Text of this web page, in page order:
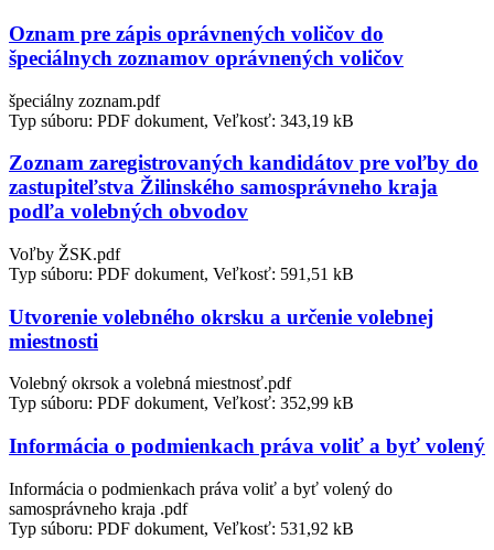
Oznam pre zápis oprávnených voličov do
špeciálnych zoznamov oprávnených voličov
špeciálny zoznam.pdf
Typ súboru: PDF dokument, Veľkosť: 343,19 kB
Zoznam zaregistrovaných kandidátov pre voľby do
zastupiteľstva Žilinského samosprávneho kraja
podľa volebných obvodov
Voľby ŽSK.pdf
Typ súboru: PDF dokument, Veľkosť: 591,51 kB
Utvorenie volebného okrsku a určenie volebnej
miestnosti
Volebný okrsok a volebná miestnosť.pdf
Typ súboru: PDF dokument, Veľkosť: 352,99 kB
Informácia o podmienkach práva voliť a byť volený
Informácia o podmienkach práva voliť a byť volený do
samosprávneho kraja .pdf
Typ súboru: PDF dokument, Veľkosť: 531,92 kB